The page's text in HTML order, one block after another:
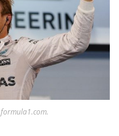
formula1.com.